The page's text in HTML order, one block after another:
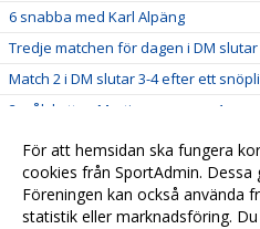
6 snabba med Karl Alpäng
Tredje matchen för dagen i DM
Match 2 i DM slutar 3-4 efter ett
2 målskytten Martin summerar 1:a
Phille stämplar ut från Camp Gimo
Lördagens andra halvlek summeras
Halvtidssnack med Släggan
För att hemsidan ska fungera
cookies från SportAdmin. Dessa
Föreningen kan också använda
statistik eller marknadsföring.